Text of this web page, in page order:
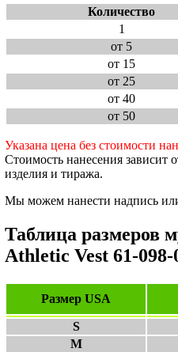
Количество
1
от 5
от 15
от 25
от 40
от 50
Указана цена без стоимости
Стоимость нанесения зависит
изделия и тиража.
Мы можем нанести надпись
Таблица размеров
Athletic Vest 61-098-
Размер USA
S
M